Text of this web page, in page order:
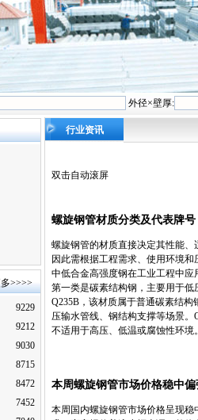
外径×壁厚:
>>>>
9229
9212
9030
8715
8472
7452
行业资讯
双击自动滚屏
螺旋钢管材质分类及代表牌号
螺旋钢管的材质直接决定其性能
因此需根据工程需求、使用环境
中低合金高强度钢在工业工程中
第一类是碳素结构钢，主要用于
Q235B，该材质属于普通碳素结构
压输水管线、钢结构支撑等场景
不适用于高压、低温或腐蚀性环境
本周螺旋钢管市场价格稳中
本周国内螺旋钢管市场价格呈现